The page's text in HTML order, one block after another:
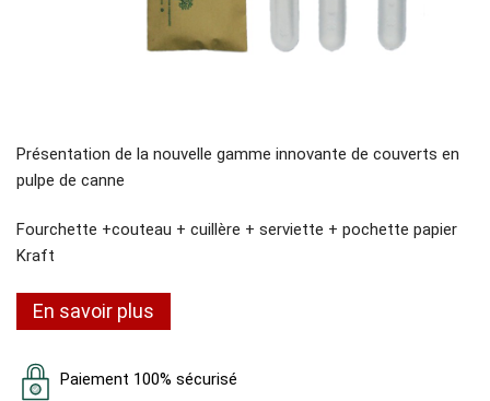
Présentation de la nouvelle gamme innovante de couverts en
pulpe de canne
Fourchette +couteau + cuillère + serviette + pochette papier
Kraft
En savoir plus
Paiement 100% sécurisé